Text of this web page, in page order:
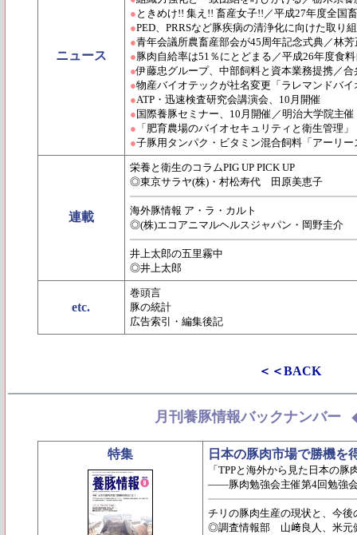
ニュース
● ときめけ!! 集え!! 畜産女子!!／平成27年度全国
●PED、PRRSなど豚疾病の清浄化に向けた取り
●青年会議所農畜産部会が45周年記念式典／林
●豚肉自給率は51％にとどまる／平成26年度食
●伊藤忠グループ、中部飼料と資本業務提携／
●物産バイオテックが社名変更「ラレマンドバイ
●ATP・迅速検査研究会講演会、10月開催
● 国際養豚セミナー、10月開催／明治大学院主
● 「肥育農場のバイオセキュリティと衛生管理
●子豚用タンパク・ビタミン混合飼料「アーリ
連載
栄養と衛生のコラムPIG UP PICK UP
◎東京サラヤ(株)・村松寿代 田原美恵子
海外豚情報 ア・ラ・カルト
◎(株)エコアニマルヘルスジャパン・岡野圭介
井上太郎の五里霧中
◎井上太郎
etc.
巻頭言
豚の統計
広告索引・編集後記
＜＜BACK
月刊養豚情報バックナンバー
特集 日本の豚肉市場で勝機を
「TPPと海外から見た日本の
――豚肉勉強会主催第4回勉強
チリの豚肉生産の現状と、今
◎調査情報部 山﨑良人、米元